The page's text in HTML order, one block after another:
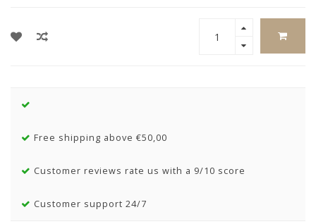
Free shipping above €50,00
Customer reviews rate us with a 9/10 score
Customer support 24/7